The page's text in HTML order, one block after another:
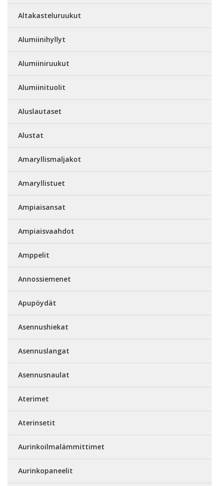
Altakasteluruukut
Alumiinihyllyt
Alumiiniruukut
Alumiinituolit
Aluslautaset
Alustat
Amaryllismaljakot
Amaryllistuet
Ampiaisansat
Ampiaisvaahdot
Amppelit
Annossiemenet
Apupöydät
Asennushiekat
Asennuslangat
Asennusnaulat
Aterimet
Aterinsetit
Aurinkoilmalämmittimet
Aurinkopaneelit